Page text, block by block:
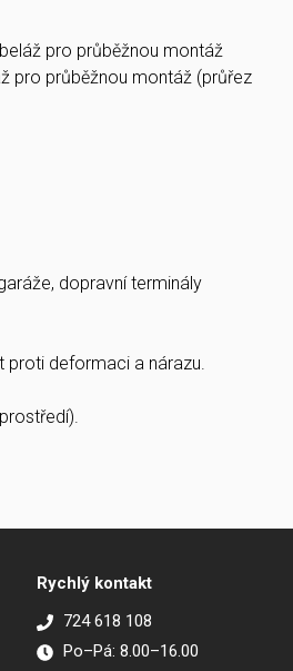
pro průběžnou montáž
pro průběžnou montáž (průřez
dopravní terminály
proti deformaci a nárazu.
Rychlý kontakt
724 618 108
Po–Pá: 8.00–16.00